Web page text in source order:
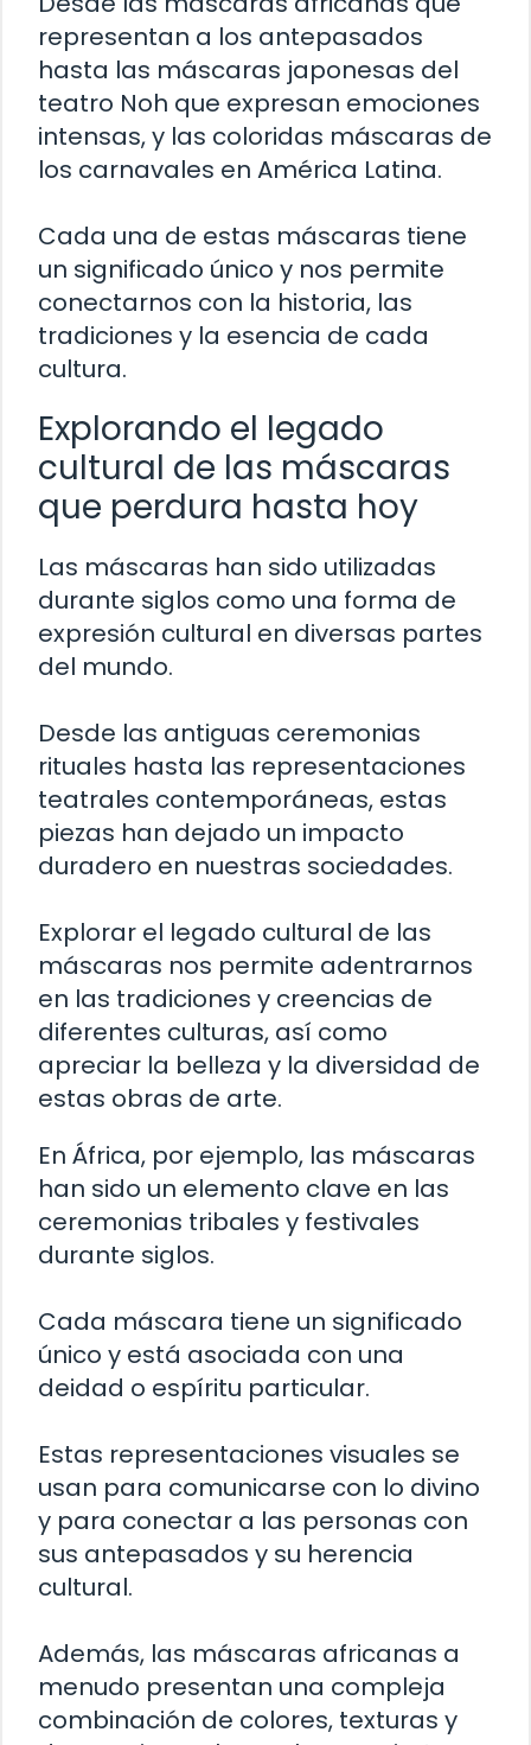
representan a los antepasados
hasta las máscaras japonesas del
teatro Noh que expresan emociones
intensas, y las coloridas máscaras de
los carnavales en América Latina.
Cada una de estas máscaras tiene
un significado único y nos permite
conectarnos con la historia, las
tradiciones y la esencia de cada
cultura.
Explorando el legado
cultural de las máscaras
que perdura hasta hoy
Las máscaras han sido utilizadas
durante siglos como una forma de
expresión cultural en diversas partes
del mundo.
Desde las antiguas ceremonias
rituales hasta las representaciones
teatrales contemporáneas, estas
piezas han dejado un impacto
duradero en nuestras sociedades.
Explorar el legado cultural de las
máscaras nos permite adentrarnos
en las tradiciones y creencias de
diferentes culturas, así como
apreciar la belleza y la diversidad de
estas obras de arte.
En África, por ejemplo, las máscaras
han sido un elemento clave en las
ceremonias tribales y festivales
durante siglos.
Cada máscara tiene un significado
único y está asociada con una
deidad o espíritu particular.
Estas representaciones visuales se
usan para comunicarse con lo divino
y para conectar a las personas con
sus antepasados ​​y su herencia
cultural.
Además, las máscaras africanas a
menudo presentan una compleja
combinación de colores, texturas y